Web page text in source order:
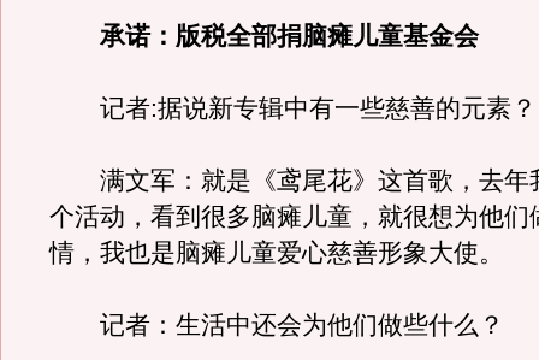
承诺：版税全部捐脑瘫儿童基金会
记者:据说新专辑中有一些慈善的元素？
满文军：就是《鸢尾花》这首歌，去年
个活动，看到很多脑瘫儿童，就很想为他们
情，我也是脑瘫儿童爱心慈善形象大使。
记者：生活中还会为他们做些什么？